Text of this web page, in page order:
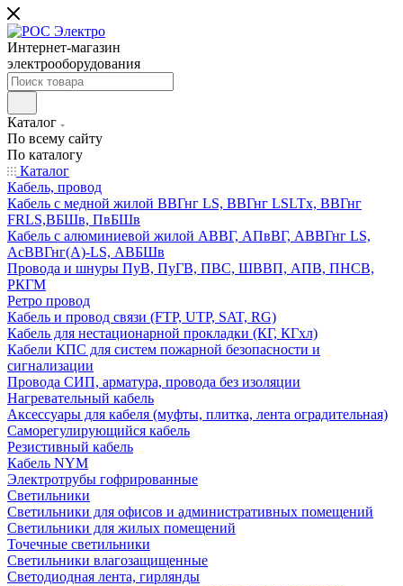
Интернет-магазин
электрооборудования
Каталог
По всему сайту
По каталогу
Каталог
Кабель, провод
Кабель с медной жилой ВВГнг LS, ВВГнг LSLTx, ВВГнг
FRLS,ВБШв, ПвБШв
Кабель с алюминиевой жилой АВВГ, АПвВГ, АВВГнг LS,
АсВВГнг(А)-LS, АВБШв
Провода и шнуры ПуВ, ПуГВ, ПВС, ШВВП, АПВ, ПНСВ,
РКГМ
Ретро провод
Кабель и провод связи (FTP, UTP, SAT, RG)
Кабель для нестационарной прокладки (КГ, КГхл)
Кабели КПС для систем пожарной безопасности и
сигнализации
Провода СИП, арматура, провода без изоляции
Нагревательный кабель
Аксессуары для кабеля (муфты, плитка, лента оградительная)
Саморегулирующийся кабель
Резистивный кабель
Кабель NYM
Электротрубы гофрированные
Светильники
Светильники для офисов и административных помещений
Светильники для жилых помещений
Точечные светильники
Светильники влагозащищенные
Светодиодная лента, гирлянды